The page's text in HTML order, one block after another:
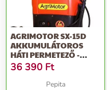
AGRIMOTOR SX-15D
AKKUMULÁTOROS
HÁTI PERMETEZŐ -
NARANCSSÁRGA
36 390 Ft
Pepita